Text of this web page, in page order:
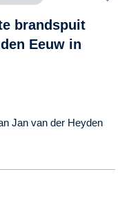
brandspuit
Eeuw in
Jan van der Heyden